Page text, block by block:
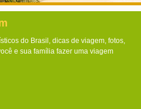
do Brasil, dicas de viagem, fotos,
e sua família fazer uma viagem